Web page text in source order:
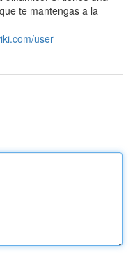
te mantengas a la
user